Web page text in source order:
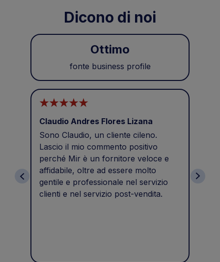
Dicono di noi
Ottimo
fonte business profile
Claudio Andres Flores Lizana
Sono Claudio, un cliente cileno.
Lascio il mio commento positivo
perché Mir è un fornitore veloce e
affidabile, oltre ad essere molto
gentile e professionale nel servizio
clienti e nel servizio post-vendita.